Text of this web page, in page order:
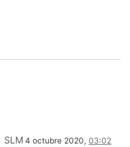
SLM 4 octubre 2020, 03:02